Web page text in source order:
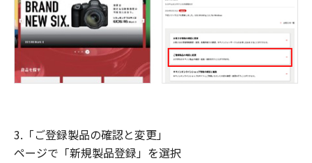
3.「ご登録製品の確認と変更」
ページで「新規製品登録」を選択